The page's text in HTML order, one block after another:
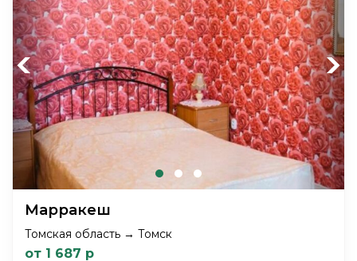
Previous Next
Марракеш
Томская область → Томск
от 1 687 р